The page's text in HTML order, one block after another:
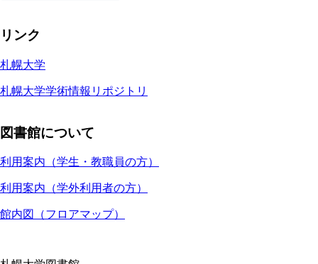
リンク
札幌大学
札幌大学学術情報リポジトリ
図書館について
利用案内（学生・教職員の方）
利用案内（学外利用者の方）
館内図（フロアマップ）